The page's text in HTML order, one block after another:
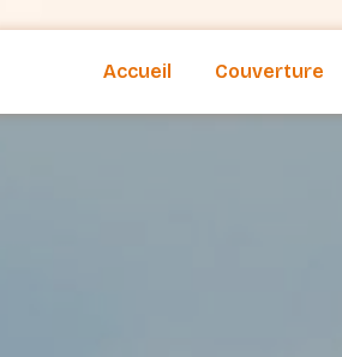
Accueil Couverture